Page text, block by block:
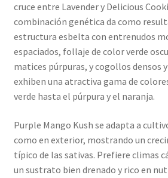
cruce entre Lavender y Delicious
combinación genética da como
estructura esbelta con entrenudos
espaciados, follaje de color verde
matices púrpuras, y cogollos densos
exhiben una atractiva gama de
verde hasta el púrpura y el naranja.
Purple Mango Kush se adapta a
como en exterior, mostrando un
típico de las sativas. Prefiere climas
un sustrato bien drenado y rico en